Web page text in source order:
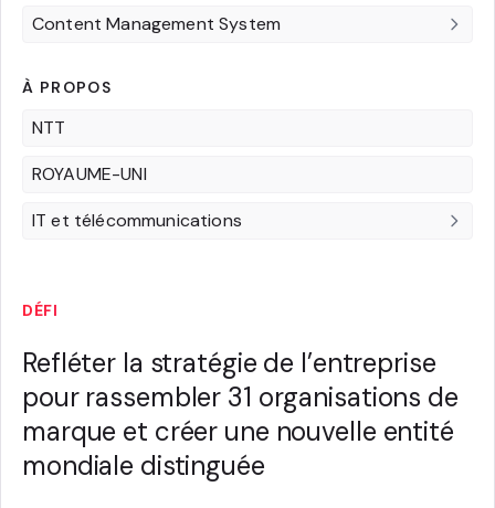
Content Management System
À PROPOS
NTT
ROYAUME-UNI
IT et télécommunications
DÉFI
Refléter la stratégie de l’entreprise
pour rassembler 31 organisations de
marque et créer une nouvelle entité
mondiale distinguée